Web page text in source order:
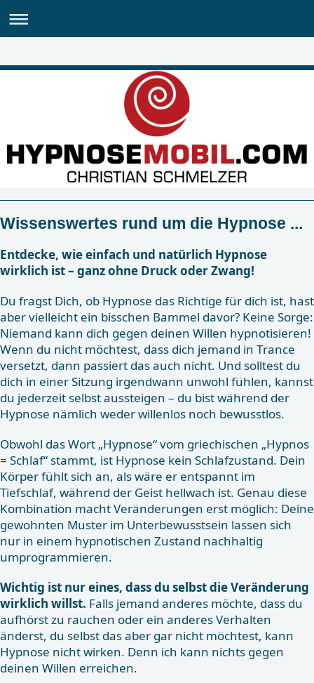
Wissenswertes rund um die Hypnose ...
Entdecke, wie einfach und natürlich Hypnose
wirklich ist – ganz ohne Druck oder Zwang!
Du fragst Dich, ob Hypnose das Richtige für dich ist, hast
aber vielleicht ein bisschen Bammel davor? Keine Sorge:
Niemand kann dich gegen deinen Willen hypnotisieren!
Wenn du nicht möchtest, dass dich jemand in Trance
versetzt, dann passiert das auch nicht. Und solltest du
dich in einer Sitzung irgendwann unwohl fühlen, kannst
du jederzeit selbst aussteigen – du bist während der
Hypnose nämlich weder willenlos noch bewusstlos.
Obwohl das Wort „Hypnose“ vom griechischen „Hypnos
= Schlaf“ stammt, ist Hypnose kein Schlafzustand. Dein
Körper fühlt sich an, als wäre er entspannt im
Tiefschlaf, während der Geist hellwach ist. Genau diese
Kombination macht Veränderungen erst möglich: Deine
gewohnten Muster im Unterbewusstsein lassen sich
nur in einem hypnotischen Zustand nachhaltig
umprogrammieren.
Wichtig ist nur eines, dass du selbst die Veränderung
wirklich willst. Falls jemand anderes möchte, dass du
aufhörst zu rauchen oder ein anderes Verhalten
änderst, du selbst das aber gar nicht möchtest, kann
Hypnose nicht wirken. Denn ich kann nichts gegen
deinen Willen erreichen.